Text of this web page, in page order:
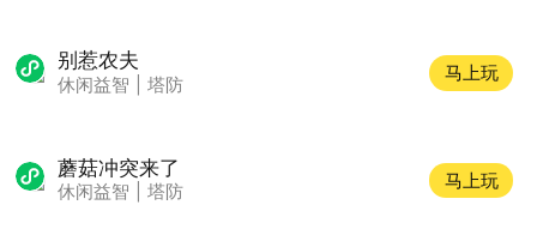
别惹农夫
休闲益智 塔防
马上玩
蘑菇冲突来了
休闲益智 塔防
马上玩